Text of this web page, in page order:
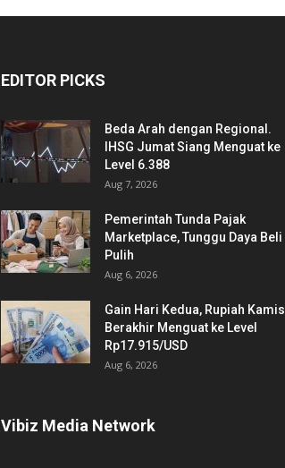
EDITOR PICKS
Beda Arah dengan Regional.
IHSG Jumat Siang Menguat ke
Level 6.388
Aug 7, 2026
Pemerintah Tunda Pajak
Marketplace, Tunggu Daya Beli
Pulih
Aug 6, 2026
Gain Hari Kedua, Rupiah Kamis
Berakhir Menguat ke Level
Rp17.915/USD
Aug 6, 2026
Vibiz Media Network